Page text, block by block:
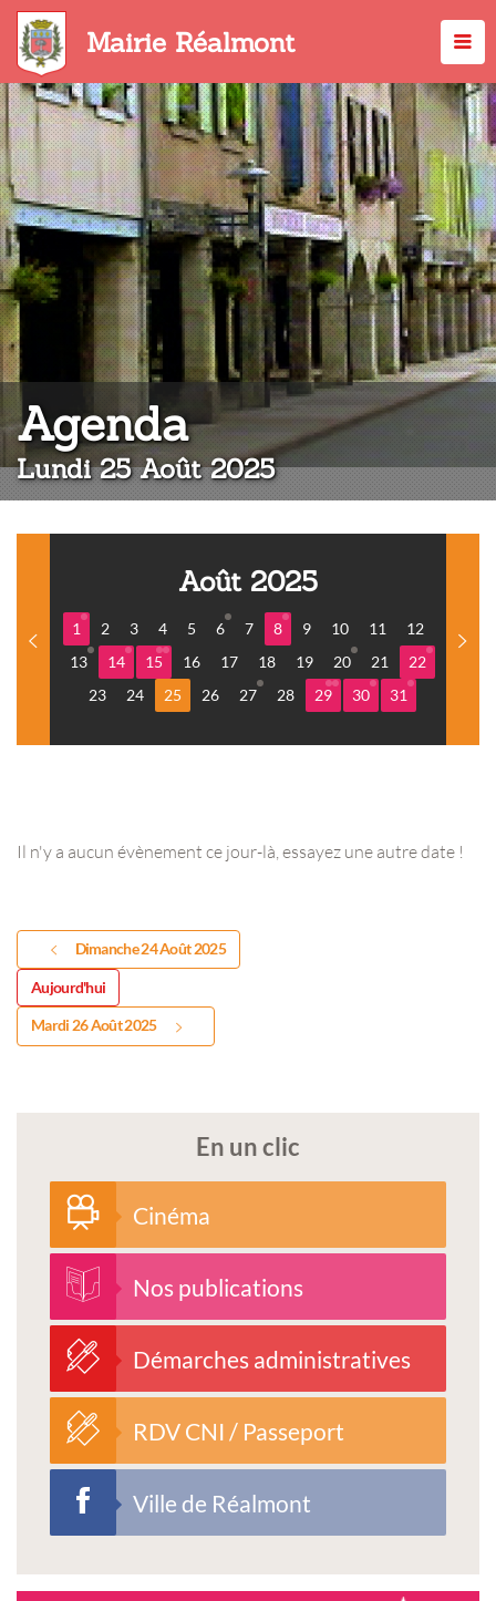
Aller
contenu
principal
Mairie Réalmont
Agenda:
Lundi 25 Août 2025
Août 2025
1 2 3 4 5 6 7 8 9 10 11
12
13
14 15 16 17 18 19 20 21
22
23
24 25 26 27 28 29 30 31
Il n'y a aucun évènement ce jour-là, essayez une autre date !
Dimanche 24 Août 2025
Aujourd'hui
Mardi 26 Août 2025
En un clic
Cinéma
Nos publications
Démarches administratives
RDV CNI / Passeport
Ville de Réalmont